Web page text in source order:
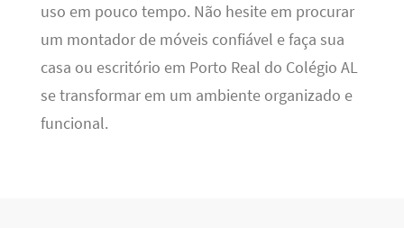
uso em pouco tempo. Não hesite em procurar
um montador de móveis confiável e faça sua
casa ou escritório em Porto Real do Colégio AL
se transformar em um ambiente organizado e
funcional.